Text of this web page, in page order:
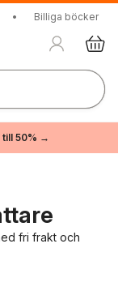
• Billiga böcker
till 50% →
fri frakt och